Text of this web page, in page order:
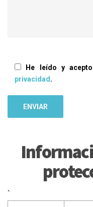
He leído y
privacidad .
`